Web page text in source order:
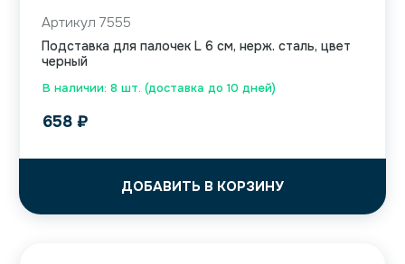
В наличии: 8 шт. (доставка до 10 дней)
Артикул 7555
Подставка для палочек L 6 см, нерж. сталь, цвет
черный
658 ₽
ДОБАВИТЬ В КОРЗИНУ